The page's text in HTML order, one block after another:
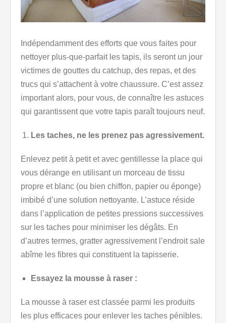
Indépendamment des efforts que vous faites pour
nettoyer plus-que-parfait les tapis, ils seront un jour
victimes de gouttes du catchup, des repas, et des
trucs qui s’attachent à votre chaussure. C’est assez
important alors, pour vous, de connaître les astuces
qui garantissent que votre tapis paraît toujours neuf.
Les taches, ne les prenez pas agressivement.
Enlevez petit à petit et avec gentillesse la place qui
vous dérange en utilisant un morceau de tissu
propre et blanc (ou bien chiffon, papier ou éponge)
imbibé d’une solution nettoyante. L’astuce réside
dans l’application de petites pressions successives
sur les taches pour minimiser les dégâts. En
d’autres termes, gratter agressivement l’endroit sale
abîme les fibres qui constituent la tapisserie.
Essayez la mousse à raser :
La mousse à raser est classée parmi les produits
les plus efficaces pour enlever les taches pénibles.